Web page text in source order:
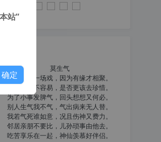
莫生气
人生就像一场戏，因为有缘才相聚。
相扶到老不容易，是否更该去珍惜。
为了小事发脾气，回头想想又何必。
别人生气我不气，气出病来无人替。
我若气死谁如意，况且伤神又费力。
邻居亲朋不要比，儿孙琐事由他去。
吃苦享乐在一起，神仙羡慕好伴侣。
站”
确定